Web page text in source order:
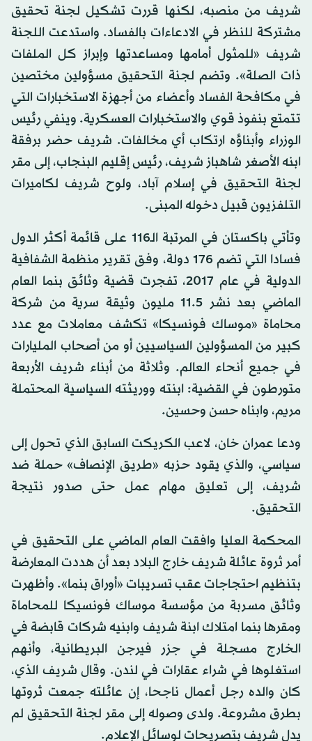
شريف من منصبه، لكنها قررت تشكيل لجنة تحقيق
مشتركة للنظر في الادعاءات بالفساد. واستدعت اللجنة
شريف «للمثول أمامها ومساعدتها وإبراز كل الملفات
ذات الصلة». وتضم لجنة التحقيق مسؤولين مختصين
في مكافحة الفساد وأعضاء من أجهزة الاستخبارات التي
تتمتع بنفوذ قوي والاستخبارات العسكرية. وينفي رئيس
الوزراء وأبناؤه ارتكاب أي مخالفات. شريف حضر برفقة
ابنه الأصغر شاهباز شريف، رئيس إقليم البنجاب، إلى مقر
لجنة التحقيق في إسلام آباد، ولوح شريف لكاميرات
التلفزيون قبيل دخوله المبنى.
وتأتي باكستان في المرتبة الـ116 على قائمة أكثر الدول
فسادا التي تضم 176 دولة، وفق تقرير منظمة الشفافية
الدولية في عام 2017، تفجرت قضية وثائق بنما العام
الماضي بعد نشر 11.5 مليون وثيقة سرية من شركة
محاماة «موساك فونسيكا» تكشف معاملات مع عدد
كبير من المسؤولين السياسيين أو من أصحاب المليارات
في جميع أنحاء العالم. وثلاثة من أبناء شريف الأربعة
متورطون في القضية: ابنته ووريثته السياسية المحتملة
مريم، وابناه حسن وحسين.
ودعا عمران خان، لاعب الكريكت السابق الذي تحول إلى
سياسي، والذي يقود حزبه «طريق الإنصاف» حملة ضد
شريف، إلى تعليق مهام عمل حتى صدور نتيجة
التحقيق.
المحكمة العليا وافقت العام الماضي على التحقيق في
أمر ثروة عائلة شريف خارج البلاد بعد أن هددت المعارضة
بتنظيم احتجاجات عقب تسريبات «أوراق بنما». وأظهرت
وثائق مسربة من مؤسسة موساك فونسيكا للمحاماة
ومقرها بنما امتلاك ابنة شريف وابنيه شركات قابضة في
الخارج مسجلة في جزر فيرجن البريطانية، وأنهم
استغلوها في شراء عقارات في لندن. وقال شريف الذي،
كان والده رجل أعمال ناجحا، إن عائلته جمعت ثروتها
بطرق مشروعة. ولدى وصوله إلى مقر لجنة التحقيق لم
يدل شريف بتصريحات لوسائل الإعلام.